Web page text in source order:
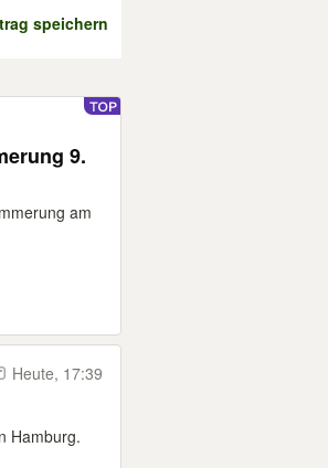
speichern
9.
am
Heute, 17:39
Hamburg.